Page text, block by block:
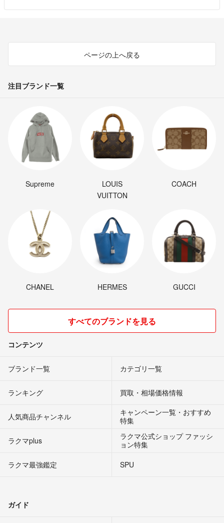
ページの上へ戻る
注目ブランド一覧
Supreme
LOUIS
VUITTON
COACH
CHANEL HERMES GUCCI
すべてのブランドを見る
コンテンツ
ブランド一覧 カテゴリ一覧
ランキング 買取・相場価格情報
人気商品チャンネル
キャンペーン一覧・おすすめ
特集
ラクマplus
ラクマ公式ショップ ファッシ
ョン特集
ラクマ最強鑑定
SPU
ガイド